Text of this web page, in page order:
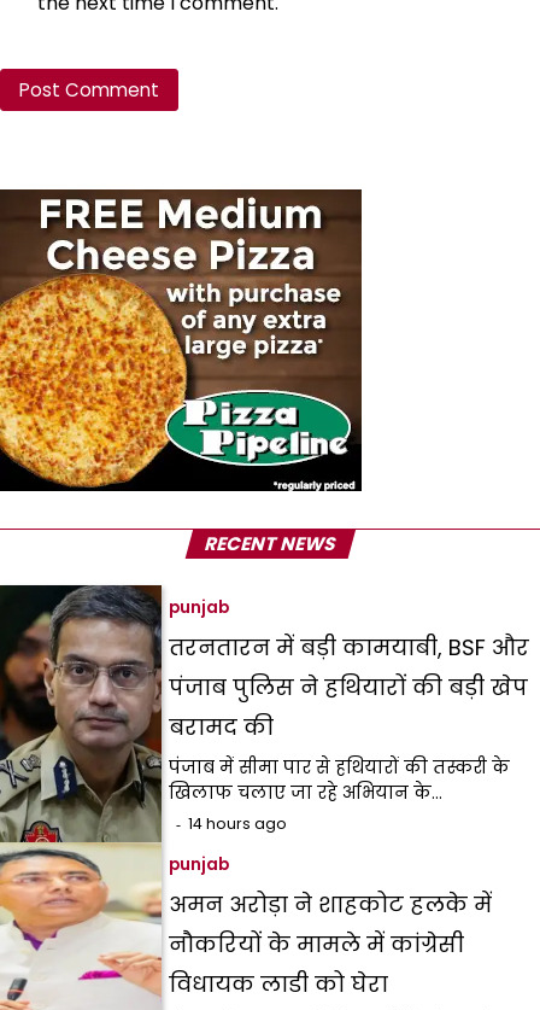
RECENT NEWS
punjab
तरनतारन में बड़ी कामयाबी, BSF और
पंजाब पुलिस ने हथियारों की बड़ी खेप
बरामद की
पंजाब में सीमा पार से हथियारों की तस्करी के
खिलाफ चलाए जा रहे अभियान के…
14 hours ago
punjab
अमन अरोड़ा ने शाहकोट हलके में
नौकरियों के मामले में कांग्रेसी
विधायक लाडी को घेरा